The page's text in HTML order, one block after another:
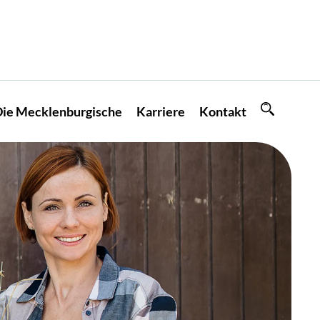
Mecklenburgische Karriere Kontakt